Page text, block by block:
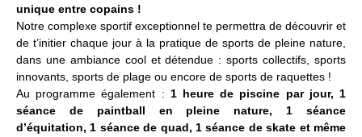
unique entre copains !
Notre complexe sportif exceptionnel te permettra de découvrir et
de t’initier chaque jour à la pratique de sports de pleine nature,
dans une ambiance cool et détendue : sports collectifs, sports
innovants, sports de plage ou encore de sports de raquettes !
Au programme également : 1 heure de piscine par jour, 1
séance de paintball en pleine nature, 1 séance
d’équitation, 1 séance de quad, 1 séance de skate et même